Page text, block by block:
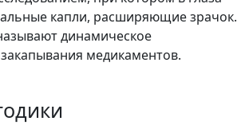
капли, расширяющие зрачок.
динамическое
медикаментов.